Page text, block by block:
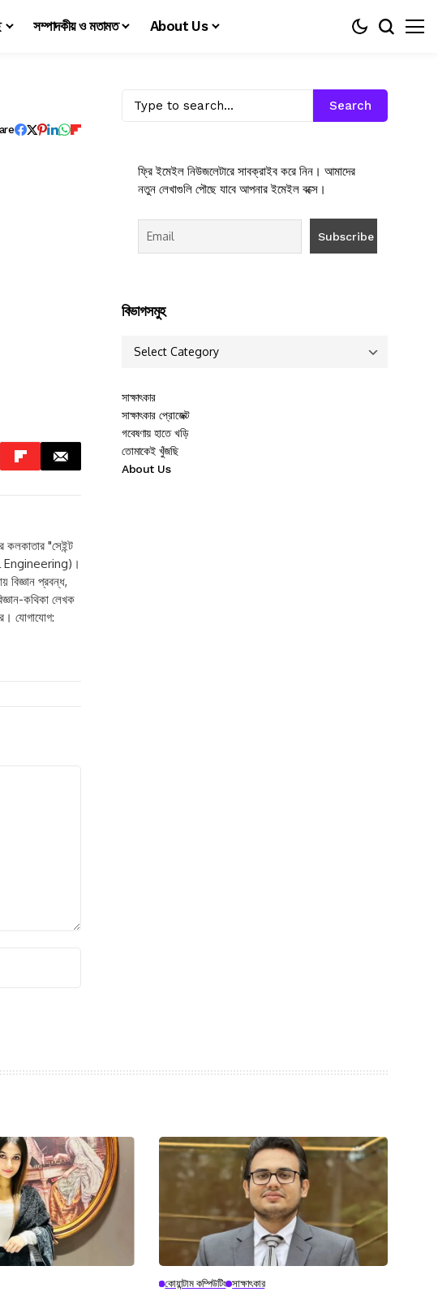
সম্পাদকীয় ও মতামত About Us
কলকাতার "সেইন্ট
Engineering)।
বিজ্ঞান প্রবন্ধ,
কথিকা লেখক
যোগাযোগ:
Search
ফ্রি ইমেইল নিউজলেটারে সাবক্রাইব করে নিন। আমাদের
নতুন লেখাগুলি পৌছে যাবে আপনার ইমেইল বক্সে।
বিভাগসমুহ
সাক্ষাৎকার
সাক্ষাৎকার প্রোজেক্ট
গবেষণায় হাতে খড়ি
তোমাকেই খুঁজছি
About Us
কোয়ান্টাম কম্পিউটিং সাক্ষাৎকার